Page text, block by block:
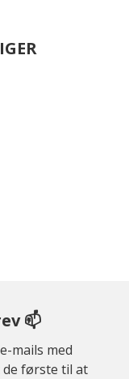
📫
mails med
første til at